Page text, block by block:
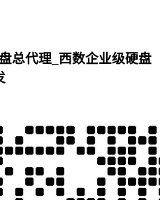
总代理_西数企业级硬盘